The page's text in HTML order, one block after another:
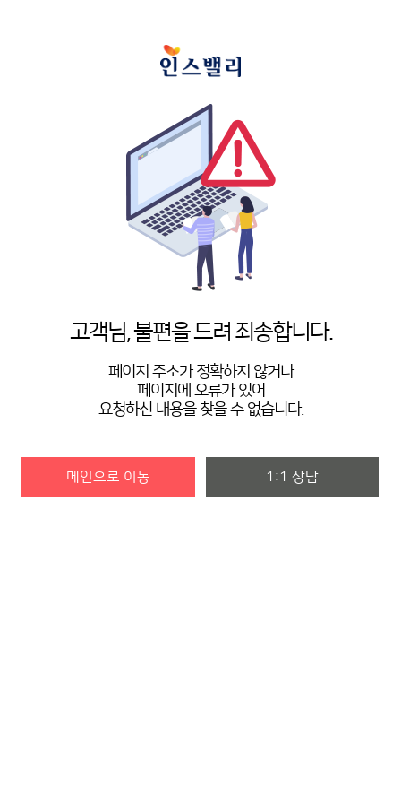
고객님, 불편을 드려 죄송합니다.
페이지 주소가 정확하지 않거나
페이지에 오류가 있어
요청하신 내용을 찾을 수 없습니다.
메인으로 이동 1:1 상담